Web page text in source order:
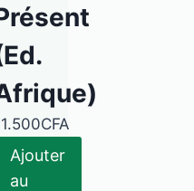
CFA
Ajouter
au